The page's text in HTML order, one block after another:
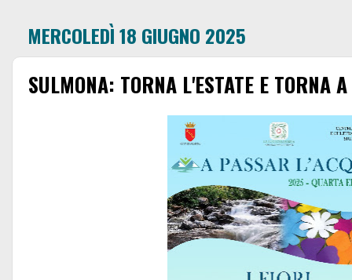
MERCOLEDÌ 18 GIUGNO 2025
SULMONA: TORNA L'ESTATE E TORNA